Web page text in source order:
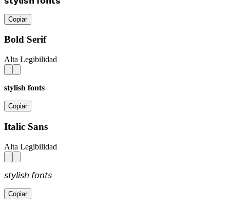
Copiar
Bold Serif
Alta Legibilidad
𝐬𝐭𝐲𝐥𝐢𝐬𝐡 𝐟𝐨𝐧𝐭𝐬
Copiar
Italic Sans
Alta Legibilidad
𝘴𝘵𝘺𝘭𝘪𝘴𝘩 𝘧𝘰𝘯𝘵𝘴
Copiar